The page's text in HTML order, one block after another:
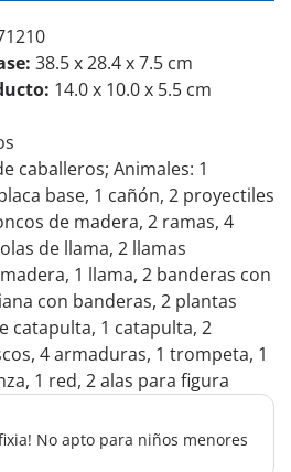
38.5 x 28.4 x 7.5 cm
14.0 x 10.0 x 5.5 cm
caballeros; Animales: 1
base, 1 cañón, 2 proyectiles
de madera, 2 ramas, 4
de llama, 2 llamas
1 llama, 2 banderas con
con banderas, 2 plantas
catapulta, 1 catapulta, 2
4 armaduras, 1 trompeta, 1
1 red, 2 alas para figura
No apto para niños menores